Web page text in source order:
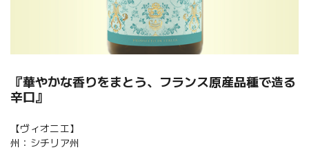
『華やかな香りをまとう、フランス原産品種で造る
辛口』
【ヴィオニエ】
州：シチリア州